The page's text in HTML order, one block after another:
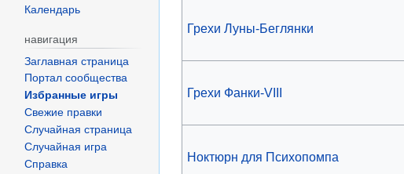
Грехи Луны-Беглянки
Грехи Фанки-VIII
Ноктюрн для Психопомпа
Календарь
навигация
Заглавная страница
Портал сообщества
Избранные игры
Свежие правки
Случайная страница
Случайная игра
Справка